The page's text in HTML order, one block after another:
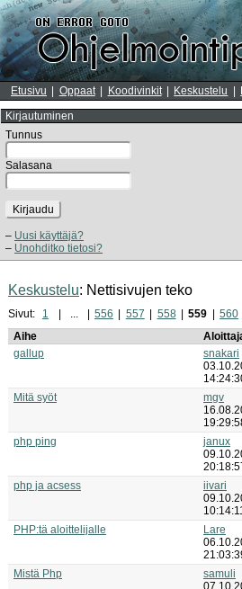
Etusivu Oppaat Koodivinkit Keskustelu
Kirjautuminen
Tunnus
Salasana
Kirjaudu
Uusi käyttäjä?
Unohditko tietosi?
Keskustelu: Nettisivujen teko
Sivut: 1 ... 556 557 558 559 560
Aihe
gallup
snakari
Mitä syöt
mgv
php ping
janux
php ja acsess
iivari
PHP:tä aloittelijalle
Lare
Mistä Php
samuli